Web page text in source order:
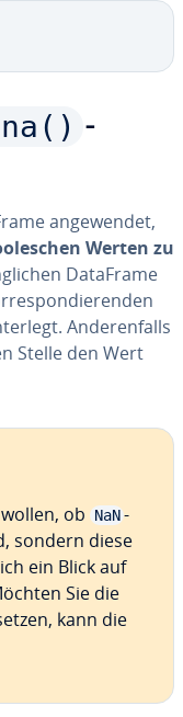
-
an­ge­wen­det,
Werten zu
DataFrame
An­de­ren­falls
Stelle den Wert
ob NaN -
sondern diese
ein Blick auf
Sie die
kann die